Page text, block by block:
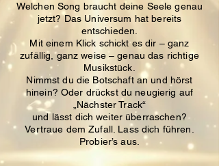
Welchen Song braucht deine Seele genau
jetzt?Das Universum hat bereits
entschieden.
Mit einem Klick schickt es dir – ganz
zufällig, ganz weise – genau das richtige
Musikstück.
Nimmst du die Botschaft an und hörst
hinein?Oder drückst du neugierig auf
„Nächster Track“
und lässt dich weiter überraschen?
Vertraue dem Zufall. Lass dich führen.
Probier’s aus.